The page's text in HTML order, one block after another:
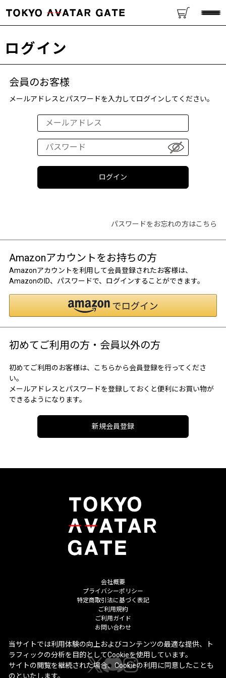
ログイン
会員のお客様
メールアドレスとパスワードを入力してログインしてください。
パスワードをお忘れの方はこちら
Amazonアカウントをお持ちの方
Amazonアカウントを利用して会員登録されたお客様は、
AmazonのID、パスワードで、ログインすることができます。
初めてご利用の方・会員以外の方
初めてご利用のお客様は、こちらから会員登録を行ってくださ
い。
メールアドレスとパスワードを登録しておくと便利にお買い物が
できるようになります。
会社概要
プライバシーポリシー
特定商取引法に基づく表記
ご利用規約
ご利用ガイド
お問い合わせ
当サイトでは利用体験の向上およびコンテンツの最適な提供、ト
ラフィックの分析を目的としてCookieを使用しています。
サイトの閲覧を継続された場合、Cookieの利用に同意したことも
のといたします。